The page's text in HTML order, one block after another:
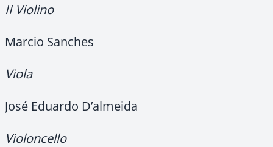
II Violino
Marcio Sanches
Viola
José Eduardo D’almeida
Violoncello